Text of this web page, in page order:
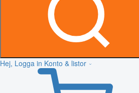
Hej, Logga in Konto & listor